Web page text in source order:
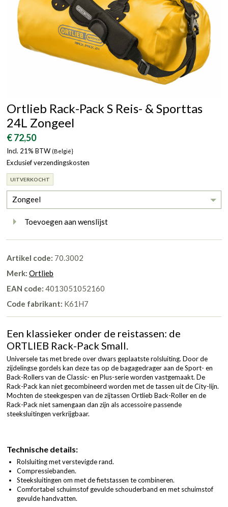
Ortlieb Rack-Pack S Reis- & Sporttas
24L Zongeel
€ 72,50
Incl. 21% BTW (België}
Exclusief verzendingskosten
UITVERKOCHT
Zongeel
Toevoegen aan wenslijst
Artikel code: 70.3002
Merk: Ortlieb
EAN code: 4013051052160
Code fabrikant: K61H7
Een klassieker onder de reistassen: de
ORTLIEB Rack-Pack Small.
Universele tas met brede over dwars geplaatste rolsluiting. Door de
zijdelingse gordels kan deze tas op de bagagedrager aan de Sport- en
Back-Rollers van de Classic- en Plus-serie worden vastgemaakt. De
Rack-Pack kan niet gecombineerd worden met de tassen uit de City-lijn.
Mochten de steekgespen van de zijtassen Ortlieb Back-Roller en de
Rack-Pack niet samengaan dan zijn als accessoire passende
steeksluitingen verkrijgbaar.
Technische details:
Rolsluiting met verstevigde rand.
Compressiebanden.
Steeksluitingen om met de fietstassen te combineren.
Comfortabel schuimstof gevulde schouderband en met schuimstof
gevulde handvatten.